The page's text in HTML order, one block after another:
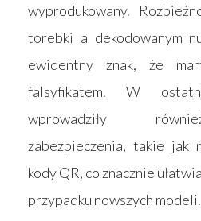
wyprodukowany.
torebki a dekodowanym
ewidentny znak, że
falsyfikatem. W
wprowadziły
zabezpieczenia, takie jak
kody QR, co znacznie
przypadku nowszych modeli.